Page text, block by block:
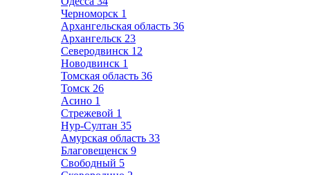
Черноморск 1
Архангельская область 36
Архангельск 23
Северодвинск 12
Новодвинск 1
Томская область 36
Томск 26
Асино 1
Стрежевой 1
Нур-Султан 35
Амурская область 33
Благовещенск 9
Свободный 5